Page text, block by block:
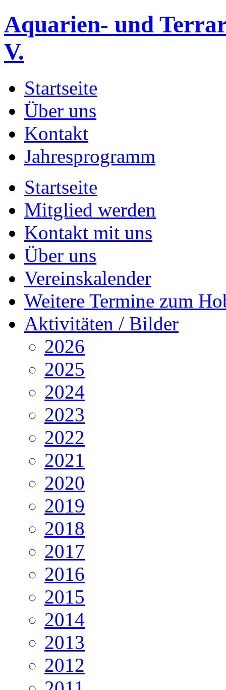
Aquarien- und
V.
Startseite
Über uns
Kontakt
Jahresprogramm
Startseite
Mitglied werden
Kontakt mit uns
Über uns
Vereinskalender
Weitere Termine zum
Aktivitäten / Bilder
2026
2025
2024
2023
2022
2021
2020
2019
2018
2017
2016
2015
2014
2013
2012